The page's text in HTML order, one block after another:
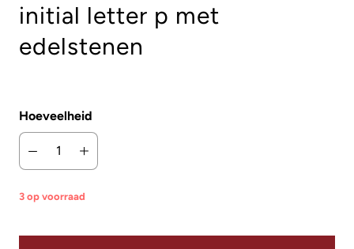
initial letter p met
edelstenen
Hoeveelheid
3 op voorraad